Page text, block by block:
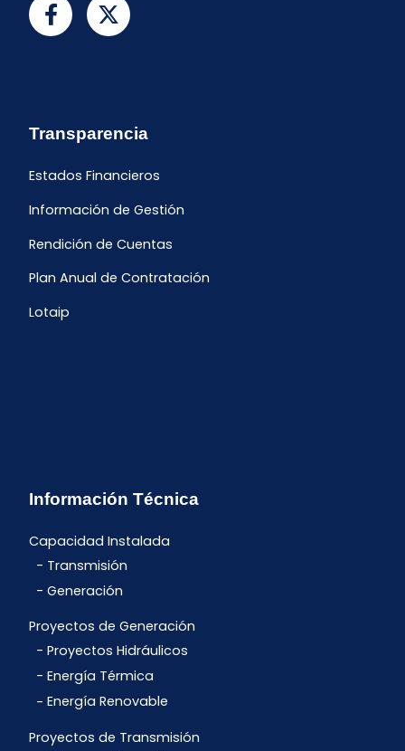
Transparencia
Estados Financieros
Información de Gestión
Rendición de Cuentas
Plan Anual de Contratación
Lotaip
Información Técnica
Capacidad Instalada
Transmisión
Generación
Proyectos de Generación
Proyectos Hidráulicos
Energía Térmica
Energía Renovable
Proyectos de Transmisión